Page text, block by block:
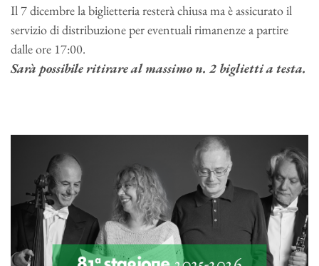
Il 7 dicembre la biglietteria resterà chiusa ma è assicurato il
servizio di distribuzione per eventuali rimanenze a partire
dalle ore 17:00.
Sarà possibile ritirare al massimo n. 2 biglietti a testa.